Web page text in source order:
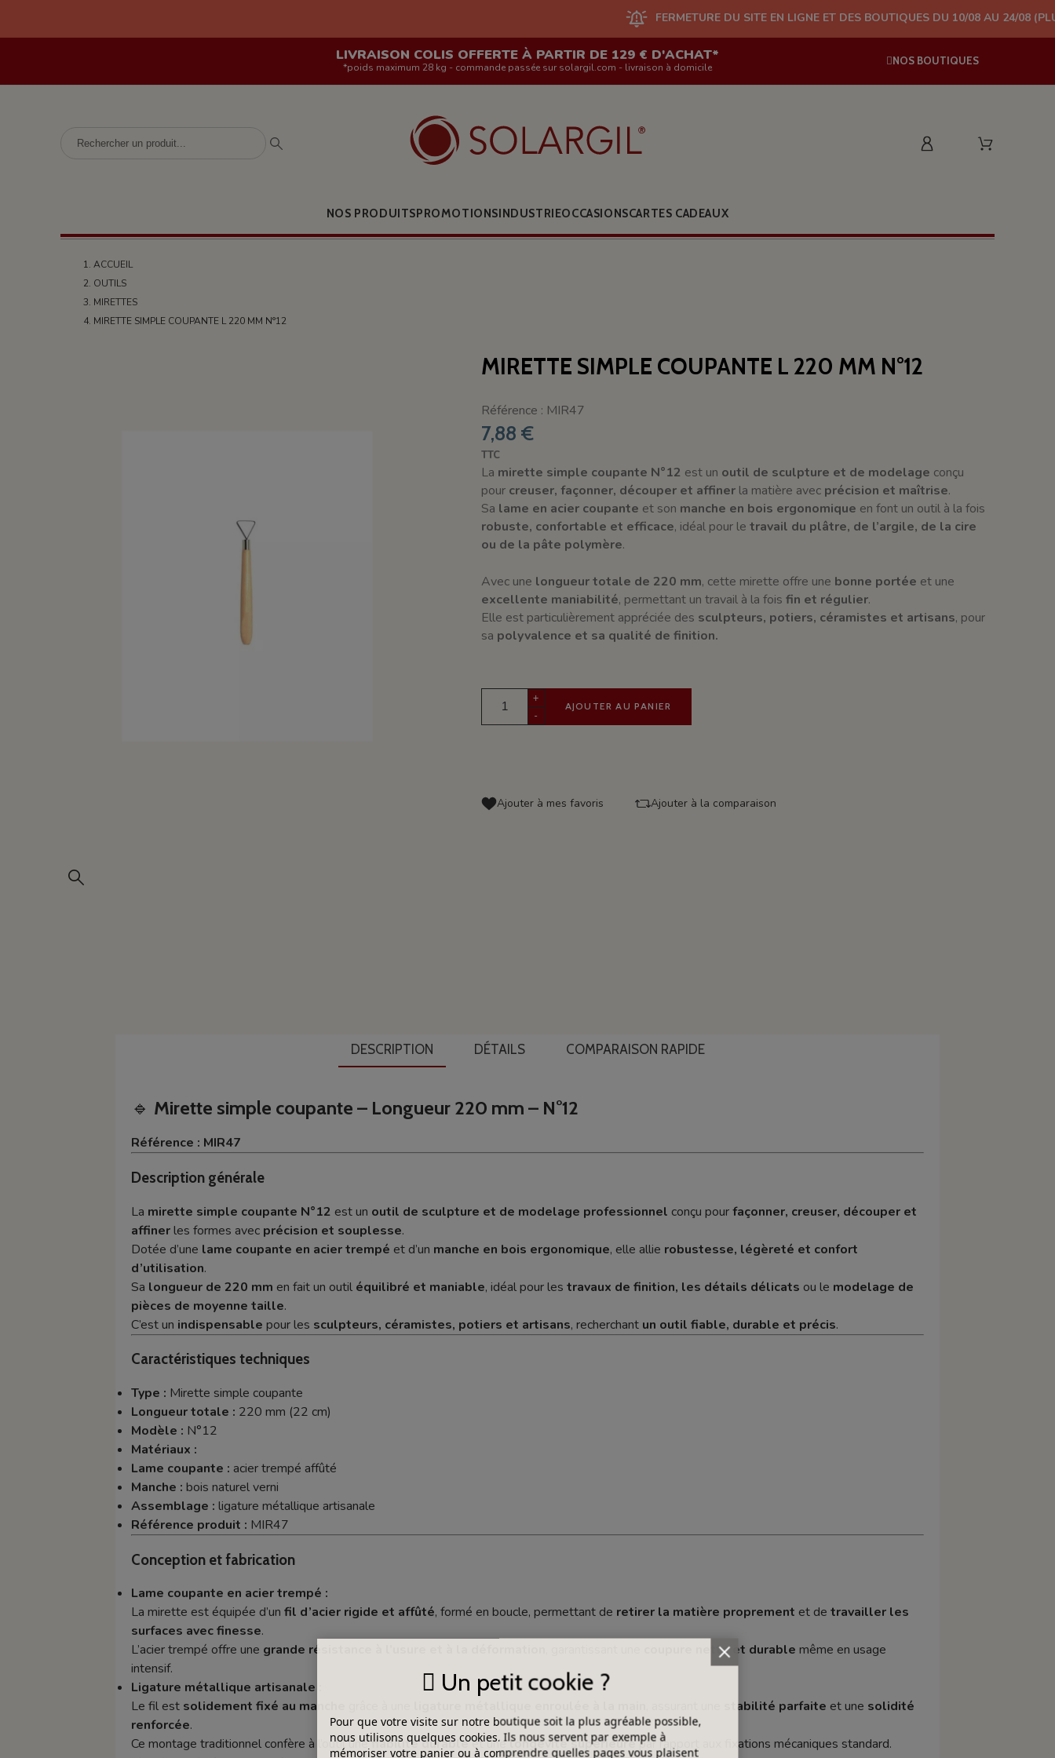
FERMETURE DU SITE EN LIGNE ET DES BOUTIQUES DU 10/08 AU 24/08 (PLUS
LIVRAISON COLIS OFFERTE À PARTIR DE 129 € D'ACHAT*
*poids maximum 28 kg - commande passée sur solargil.com - livraison à domicile
NOS BOUTIQUES
NOS PRODUITSPROMOTIONSINDUSTRIEOCCASIONSCARTES CADEAUX
ACCUEIL
OUTILS
MIRETTES
MIRETTE SIMPLE COUPANTE L 220 MM N°12
MIRETTE SIMPLE COUPANTE L 220 MM N°12
Référence : MIR47
7,88 €
TTC
La mirette simple coupante N°12 est un outil de sculpture et de modelage conçu
pour creuser, façonner, découper et affinerla matière avec précision et maîtrise.
Sa lame en acier coupante et son manche en bois ergonomique en font un outil à la fois
robuste, confortable et efficace, idéal pour le travail du plâtre, de l’argile, de la cire
ou de la pâte polymère.
Avec une longueur totale de 220 mm, cette mirette offre une bonne portée et une
excellente maniabilité, permettant un travail à la fois fin et régulier.
Elle est particulièrement appréciée des sculpteurs, potiers, céramistes et artisans, pour
sa polyvalence et sa qualité de finition.
+
-
AJOUTER AU PANIER
Ajouter à mes favoris Ajouter à la comparaison
DESCRIPTION DÉTAILS COMPARAISON RAPIDE
🔹 Mirette simple coupante – Longueur 220 mm – N°12
Référence : MIR47
Description générale
La mirette simple coupante N°12 est un outil de sculpture et de modelage professionnel conçu pourfaçonner, creuser, découper et
affinerles formes avec précision et souplesse.
Dotée d’une lame coupante en acier trempé et d’un manche en bois ergonomique, elle allie robustesse, légèreté et confort
d’utilisation.
Sa longueur de 220 mm en fait un outil équilibré et maniable, idéal pour les travaux de finition, les détails délicats ou le modelage de
pièces de moyenne taille.
C’est un indispensable pour les sculpteurs, céramistes, potiers et artisans, recherchant un outil fiable, durable et précis.
Caractéristiques techniques
Type : Mirette simple coupante
Longueur totale : 220 mm (22 cm)
Modèle : N°12
Matériaux :
Lame coupante : acier trempé affûté
Manche : bois naturel verni
Assemblage : ligature métallique artisanale
Référence produit : MIR47
Conception et fabrication
Lame coupante en acier trempé :
La mirette est équipée d’un fil d’acier rigide et affûté, formé en boucle, permettant de retirer la matière proprement et de travailler les
surfaces avec finesse.
L’acier trempé offre une grande résistance à l’usure et à la déformation coupure nette et durable même en usage
intensif.
Ligature métallique artisanale :
Le fil est solidement fixé au manche stabilité parfaite et une solidité
renforcée.
Ce montage traditionnel confère à l’outil unefiabilité durableet unelongévité supérieurepar rapport aux fixations mécaniques standard.
Un petit cookie ?
Pour que votre visite sur notre boutique soit la plus agréable possible,
nous utilisons quelques cookies. Ils nous servent par exemple à
mémoriser votre panier ou à comprendre quelles pages vous plaisent